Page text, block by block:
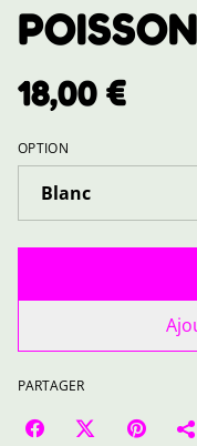
POISSON
18,00 €
OPTION
PARTAGER